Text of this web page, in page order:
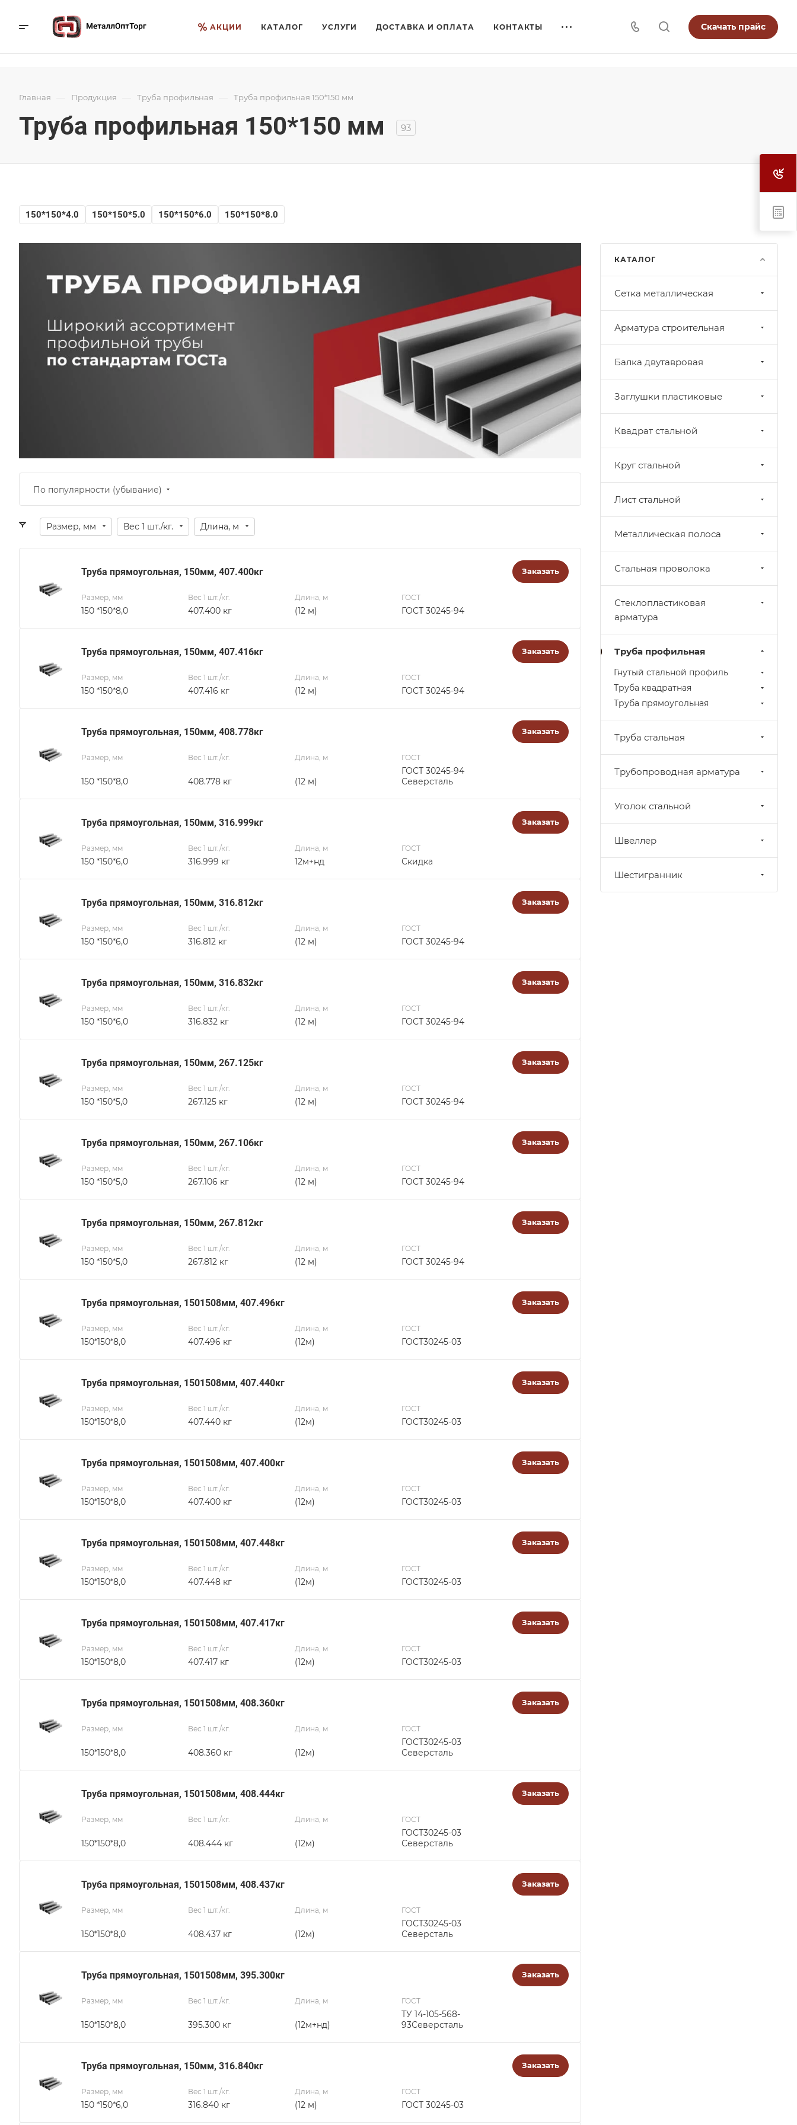
АКЦИИ КАТАЛОГ УСЛУГИ ДОСТАВКА И ОПЛАТА КОНТАКТЫ Скачать прайс
Главная — Продукция — Труба профильная — Труба профильная 150*150 мм
Труба профильная 150*150 мм 93
150*150*4.0 150*150*5.0 150*150*6.0 150*150*8.0
По популярности (убывание)
Размер, мм Вес 1 шт./кг. Длина, м
Труба прямоугольная, 150мм, 407.400кг Заказать
Размер, мм
150 *150*8,0
Вес 1 шт./кг.
407.400 кг
Длина, м
(12 м)
ГОСТ
ГОСТ 30245-94
Труба прямоугольная, 150мм, 407.416кг Заказать
Размер, мм
150 *150*8,0
Вес 1 шт./кг.
407.416 кг
Длина, м
(12 м)
ГОСТ
ГОСТ 30245-94
Труба прямоугольная, 150мм, 408.778кг Заказать
Размер, мм
150 *150*8,0
Вес 1 шт./кг.
408.778 кг
Длина, м
(12 м)
ГОСТ
ГОСТ 30245-94
Северсталь
Труба прямоугольная, 150мм, 316.999кг Заказать
Размер, мм
150 *150*6,0
Вес 1 шт./кг.
316.999 кг
Длина, м
12м+нд
ГОСТ
Скидка
Труба прямоугольная, 150мм, 316.812кг Заказать
Размер, мм
150 *150*6,0
Вес 1 шт./кг.
316.812 кг
Длина, м
(12 м)
ГОСТ
ГОСТ 30245-94
Труба прямоугольная, 150мм, 316.832кг Заказать
Размер, мм
150 *150*6,0
Вес 1 шт./кг.
316.832 кг
Длина, м
(12 м)
ГОСТ
ГОСТ 30245-94
Труба прямоугольная, 150мм, 267.125кг Заказать
Размер, мм
150 *150*5,0
Вес 1 шт./кг.
267.125 кг
Длина, м
(12 м)
ГОСТ
ГОСТ 30245-94
Труба прямоугольная, 150мм, 267.106кг Заказать
Размер, мм
150 *150*5,0
Вес 1 шт./кг.
267.106 кг
Длина, м
(12 м)
ГОСТ
ГОСТ 30245-94
Труба прямоугольная, 150мм, 267.812кг Заказать
Размер, мм
150 *150*5,0
Вес 1 шт./кг.
267.812 кг
Длина, м
(12 м)
ГОСТ
ГОСТ 30245-94
Труба прямоугольная, 1501508мм, 407.496кг Заказать
Размер, мм
150*150*8,0
Вес 1 шт./кг.
407.496 кг
Длина, м
(12м)
ГОСТ
ГОСТ30245-03
Труба прямоугольная, 1501508мм, 407.440кг Заказать
Размер, мм
150*150*8,0
Вес 1 шт./кг.
407.440 кг
Длина, м
(12м)
ГОСТ
ГОСТ30245-03
Труба прямоугольная, 1501508мм, 407.400кг Заказать
Размер, мм
150*150*8,0
Вес 1 шт./кг.
407.400 кг
Длина, м
(12м)
ГОСТ
ГОСТ30245-03
Труба прямоугольная, 1501508мм, 407.448кг Заказать
Размер, мм
150*150*8,0
Вес 1 шт./кг.
407.448 кг
Длина, м
(12м)
ГОСТ
ГОСТ30245-03
Труба прямоугольная, 1501508мм, 407.417кг Заказать
Размер, мм
150*150*8,0
Вес 1 шт./кг.
407.417 кг
Длина, м
(12м)
ГОСТ
ГОСТ30245-03
Труба прямоугольная, 1501508мм, 408.360кг Заказать
Размер, мм
150*150*8,0
Вес 1 шт./кг.
408.360 кг
Длина, м
(12м)
ГОСТ
ГОСТ30245-03
Северсталь
Труба прямоугольная, 1501508мм, 408.444кг Заказать
Размер, мм
150*150*8,0
Вес 1 шт./кг.
408.444 кг
Длина, м
(12м)
ГОСТ
ГОСТ30245-03
Северсталь
Труба прямоугольная, 1501508мм, 408.437кг Заказать
Размер, мм
150*150*8,0
Вес 1 шт./кг.
408.437 кг
Длина, м
(12м)
ГОСТ
ГОСТ30245-03
Северсталь
Труба прямоугольная, 1501508мм, 395.300кг Заказать
Размер, мм
150*150*8,0
Вес 1 шт./кг.
395.300 кг
Длина, м
(12м+нд)
ГОСТ
ТУ 14-105-568-
93Северсталь
Труба прямоугольная, 150мм, 316.840кг Заказать
Размер, мм
150 *150*6,0
Вес 1 шт./кг.
316.840 кг
Длина, м
(12 м)
ГОСТ
ГОСТ 30245-03
КАТАЛОГ
Cетка металлическая
Арматура строительная
Балка двутавровая
Заглушки пластиковые
Квадрат стальной
Круг стальной
Лист стальной
Металлическая полоса
Стальная проволока
Стеклопластиковая
арматура
Труба профильная
Гнутый стальной профиль
Труба квадратная
Труба прямоугольная
Труба стальная
Трубопроводная арматура
Уголок стальной
Швеллер
Шестигранник